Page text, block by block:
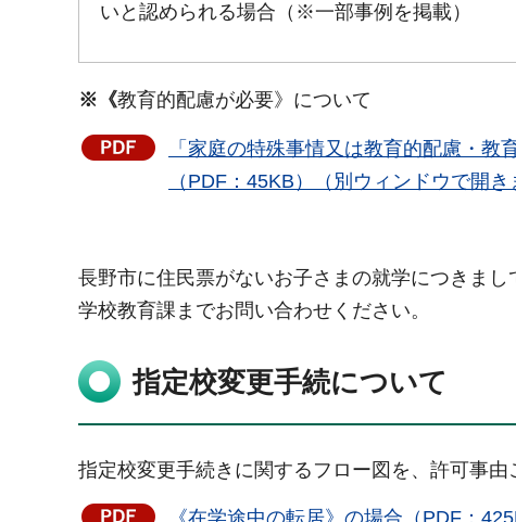
いと認められる場合（※一部事例を掲載）
※《教育的配慮が必要》について
「家庭の特殊事情又は教育的配慮・教
（PDF：45KB）（別ウィンドウで開き
長野市に住民票がないお子さまの就学につきま
学校教育課までお問い合わせください。
指定校変更手続について
指定校変更手続きに関するフロー図を、許可事由